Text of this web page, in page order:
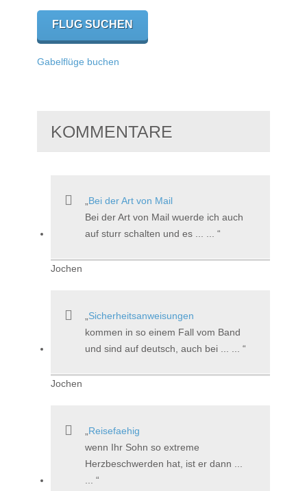
Gabelflüge buchen
KOMMENTARE
Bei der Art von Mail
Bei der Art von Mail wuerde ich auch
auf sturr schalten und es ... ...
Jochen
Sicherheitsanweisungen
kommen in so einem Fall vom Band
und sind auf deutsch, auch bei ... ...
Jochen
Reisefaehig
wenn Ihr Sohn so extreme
Herzbeschwerden hat, ist er dann ...
...